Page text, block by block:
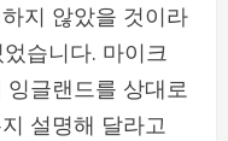
지 않았을 것이라
습니다. 마이크
글랜드를 상대로
설명해 달라고